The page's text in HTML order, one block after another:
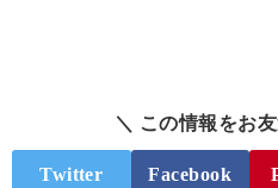
＼ この情報をお
Twitter Facebook